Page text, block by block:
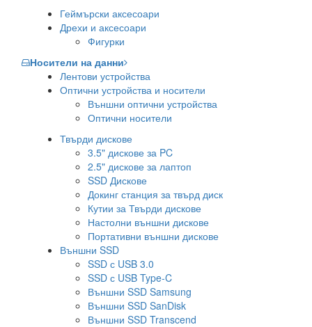
Геймърски аксесоари
Дрехи и аксесоари
Фигурки
Носители на данни
Лентови устройства
Оптични устройства и носители
Външни оптични устройства
Оптични носители
Твърди дискове
3.5" дискове за PC
2.5" дискове за лаптоп
SSD Дискове
Докинг станция за твърд диск
Кутии за Твърди дискове
Настолни външни дискове
Портативни външни дискове
Външни SSD
SSD с USB 3.0
SSD с USB Type-C
Външни SSD Samsung
Външни SSD SanDisk
Външни SSD Transcend